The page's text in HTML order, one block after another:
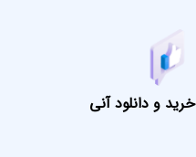
خرید و دانلود آنی